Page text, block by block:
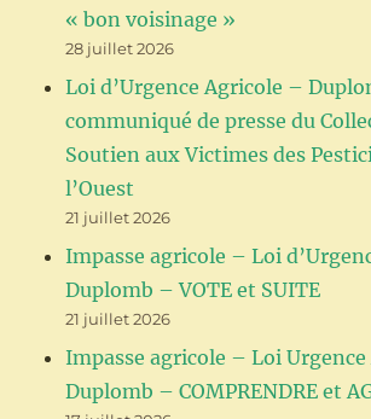
« bon voisinage »
28 juillet 2026
Loi d’Urgence Agricole –
communiqué de presse du
Soutien aux Victimes des
l’Ouest
21 juillet 2026
Impasse agricole – Loi
Duplomb – VOTE et SUITE
21 juillet 2026
Impasse agricole – Loi
Duplomb – COMPRENDRE et